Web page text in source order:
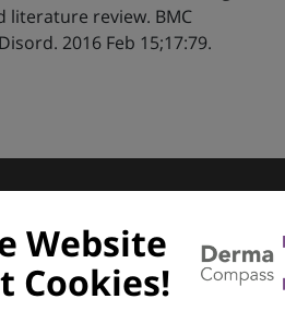
literature review. BMC
2016 Feb 15;17:79.
Website
Cookies!
in der